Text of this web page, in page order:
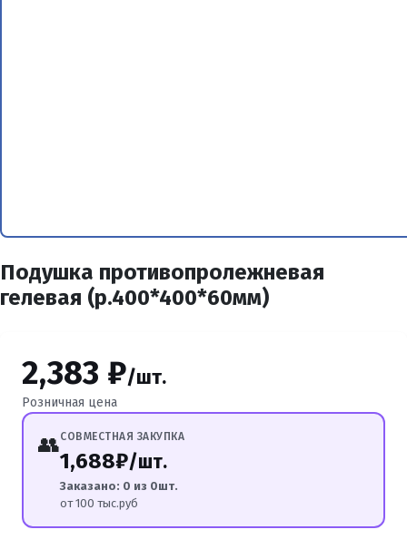
Подушка противопролежневая
гелевая (р.400*400*60мм)
2,383 ₽/шт.
Розничная цена
👥СОВМЕСТНАЯ ЗАКУПКА
1,688₽/шт.
Заказано: 0 из 0шт.
от 100 тыс.руб